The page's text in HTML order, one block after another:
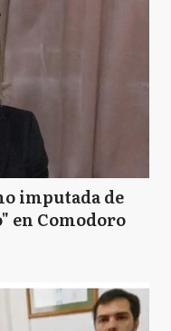
imputada de
en Comodoro